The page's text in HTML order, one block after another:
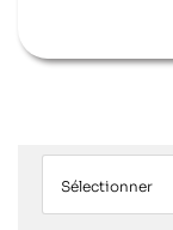
Sélectionner